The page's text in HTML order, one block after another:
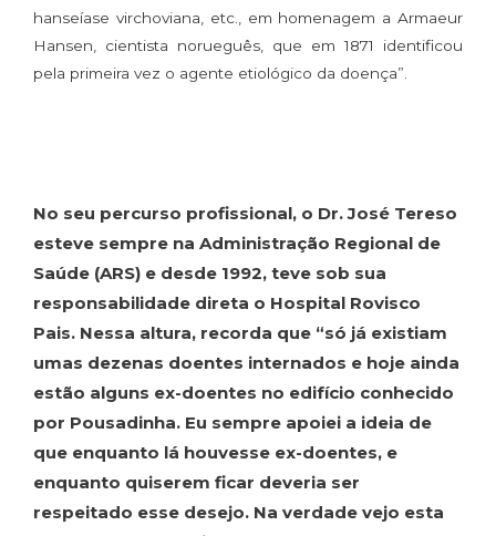
hanseíase virchoviana, etc., em homenagem a Armaeur
Hansen, cientista norueguês, que em 1871 identificou
pela primeira vez o agente etiológico da doença”.
No seu percurso profissional, o Dr. José Tereso
esteve sempre na Administração Regional de
Saúde (ARS) e desde 1992, teve sob sua
responsabilidade direta o Hospital Rovisco
Pais. Nessa altura, recorda que “só já existiam
umas dezenas doentes internados e hoje ainda
estão alguns ex-doentes no edifício conhecido
por Pousadinha. Eu sempre apoiei a ideia de
que enquanto lá houvesse ex-doentes, e
enquanto quiserem ficar deveria ser
respeitado esse desejo. Na verdade vejo esta